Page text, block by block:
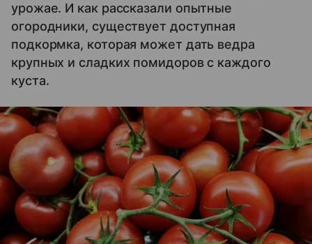
урожае. И как рассказали опытные
огородники, существует доступная
подкормка, которая может дать ведра
крупных и сладких помидоров с каждого
куста.